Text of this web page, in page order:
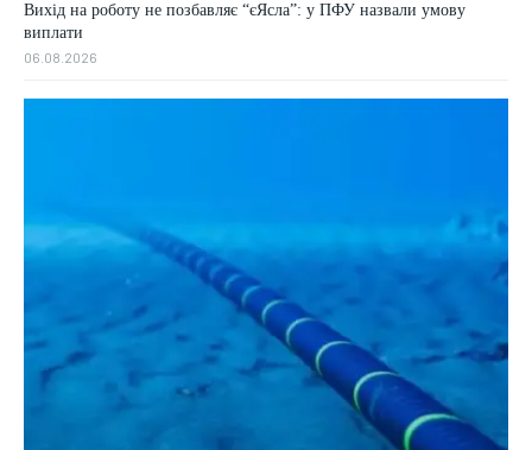
Вихід на роботу не позбавляє “єЯсла”: у ПФУ назвали умову
виплати
06.08.2026